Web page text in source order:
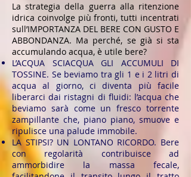
La strategia della guerra alla ritenzione
idrica coinvolge più fronti, tutti incentrati
sull’IMPORTANZA DEL BERE CON GUSTO E
ABBONDANZA. Ma perché, se già si sta
accumulando acqua, è utile bere?
L’ACQUA SCIACQUA GLI ACCUMULI DI
TOSSINE. Se beviamo tra gli 1 e i 2 litri di
acqua al giorno, ci diventa più facile
liberarci dai ristagni di fluidi: l’acqua che
beviamo sarà come un fresco torrente
zampillante che, piano piano, smuove e
ripulisce una palude immobile.
LA STIPSI? UN LONTANO RICORDO. Bere
con regolarità contribuisce ad
ammorbidire la massa fecale,